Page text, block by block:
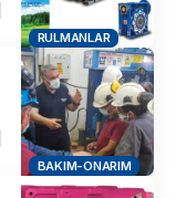
RULMANLAR
BAKIM-ONARIM